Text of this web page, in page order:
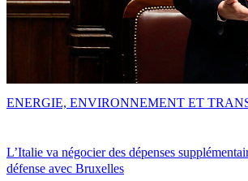
L’Italie va négocier des dépenses
défense avec Bruxelles
ENERGIE, ENVIRONNEMENT ET